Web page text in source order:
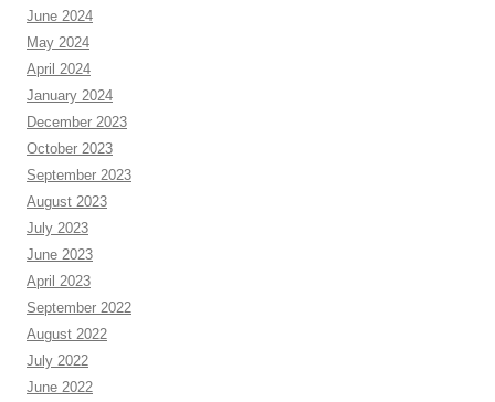
June 2024
May 2024
April 2024
January 2024
December 2023
October 2023
September 2023
August 2023
July 2023
June 2023
April 2023
September 2022
August 2022
July 2022
June 2022